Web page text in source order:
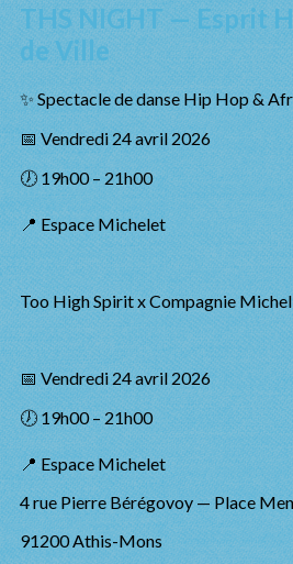
THS NIGHT — Esprit
de Ville
✨ Spectacle de danse Hip Hop &
📅 Vendredi 24 avril 2026
🕖 19h00 – 21h00
📍 Espace Michelet
Too High Spirit x Compagnie
📅 Vendredi 24 avril 2026
🕖 19h00 – 21h00
📍 Espace Michelet
4 rue Pierre Bérégovoy — Place
91200 Athis-Mons